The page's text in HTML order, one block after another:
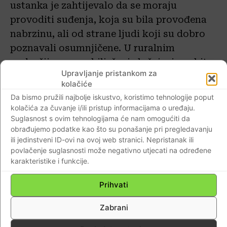
Upravljanje pristankom za
kolačiće
Da bismo pružili najbolje iskustvo, koristimo tehnologije poput
kolačića za čuvanje i/ili pristup informacijama o uređaju.
Suglasnost s ovim tehnologijama će nam omogućiti da
obrađujemo podatke kao što su ponašanje pri pregledavanju
ili jedinstveni ID-ovi na ovoj web stranici. Nepristanak ili
povlačenje suglasnosti može negativno utjecati na određene
karakteristike i funkcije.
Prihvati
Zabrani
ustanka je zahtijevalo da se moraju
provoditi suđenja, koja su bila provođena
nabrzinu, ali od strane ljudi koji su dobro
poznavali osumnjičene. U ruralnim
područjima su zabilježeni slučajevi osobite
samovolje, gdje su u nekim slučajevima
već bio oslobodio.
Drugi val brutalnog antifašističkog
etničkog čišćenja zbio se nakon
oslobođenja od okupacije sila Osovina u
svibnju 1945. godine. Ovo je poznato pod
nazivom masakr u fojbama; ustvari bio je
to nastavak onoga što je započeto 1943.
godine. Slično praksi komunističkih snaga